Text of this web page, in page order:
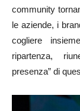
community
le aziende, i
cogliere
ripartenza,
presenza” di